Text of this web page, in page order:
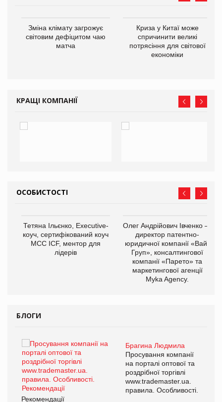
Зміна клімату загрожує
світовим дефіцитом чаю
матча
Криза у Китаї може
спричинити великі
потрясіння для світової
економіки
КРАЩІ КОМПАНІЇ
ОСОБИСТОСТІ
Тетяна Ільєнко, Executive-
коуч, сертифікований коуч
МСС ICF, ментор для
лідерів
Олег Андрійович Івченко —
директор патентно-
юридичної компанії «Вайз
Груп», консалтингової
компанії «Парето» та
маркетингової агенції
Myka Agency.
БЛОГИ
Брагина Людмила
Просування компанії
на порталі оптової та
роздрібної торгівлі
www.trademaster.ua.
правила. Особливості.
Рекомендації